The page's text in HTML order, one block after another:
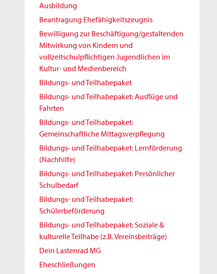
Ausbildung
Beantragung Ehefähigkeitszeugnis
Bewilligung zur Beschäftigung/gestaltenden
Mitwirkung von Kindern und
vollzeitschulpflichtigen Jugendlichen im
Kultur- und Medienbereich
Bildungs- und Teilhabepaket
Bildungs- und Teilhabepaket: Ausflüge und
Fahrten
Bildungs- und Teilhabepaket:
Gemeinschaftliche Mittagsverpflegung
Bildungs- und Teilhabepaket: Lernförderung
(Nachhilfe)
Bildungs- und Teilhabepaket: Persönlicher
Schulbedarf
Bildungs- und Teilhabepaket:
Schülerbeförderung
Bildungs- und Teilhabepaket: Soziale &
kulturelle Teilhabe (z.B. Vereinsbeiträge)
Dein Lastenrad MG
Eheschließungen